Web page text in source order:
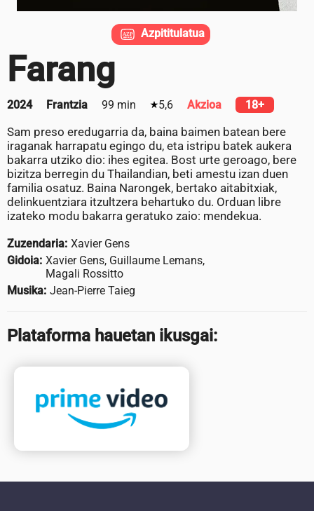
Farang
2024 Frantzia 99 min 5,6 Akzioa 18+
Sam preso eredugarria da, baina baimen batean bere
iraganak harrapatu egingo du, eta istripu batek aukera
bakarra utziko dio: ihes egitea. Bost urte geroago, bere
bizitza berregin du Thailandian, beti amestu izan duen
familia osatuz. Baina Narongek, bertako aitabitxiak,
delinkuentziara itzultzera behartuko du. Orduan libre
izateko modu bakarra geratuko zaio: mendekua.
Zuzendaria: Xavier Gens
Gidoia: Xavier Gens, Guillaume Lemans,
Magali Rossitto
Musika: Jean-Pierre Taieg
Plataforma hauetan ikusgai:
Azpititulatua